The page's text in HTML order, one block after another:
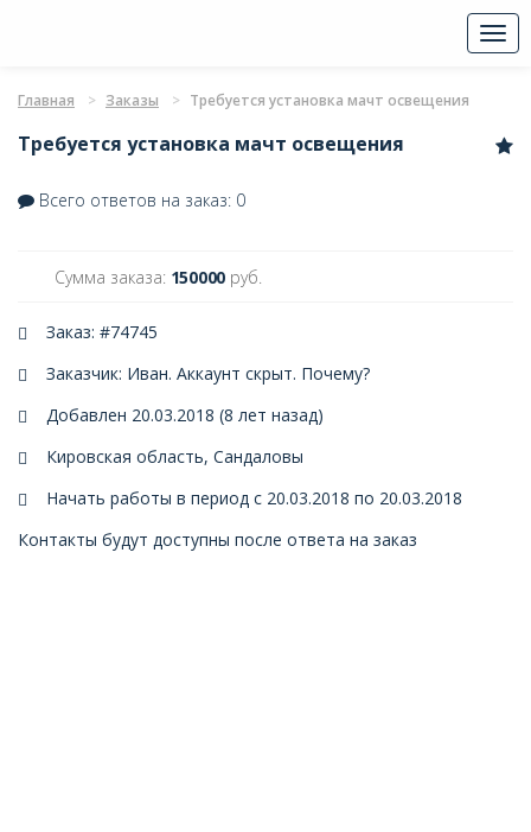
Главная Заказы Требуется установка мачт освещения
Требуется установка мачт освещения
Всего ответов на заказ: 0
Сумма заказа: 150000 руб.
Заказ: #74745
Заказчик: Иван. Аккаунт скрыт. Почему?
Добавлен 20.03.2018 (8 лет назад)
Кировская область, Сандаловы
Начать работы в период с 20.03.2018 по 20.03.2018
Контакты будут доступны после ответа на заказ